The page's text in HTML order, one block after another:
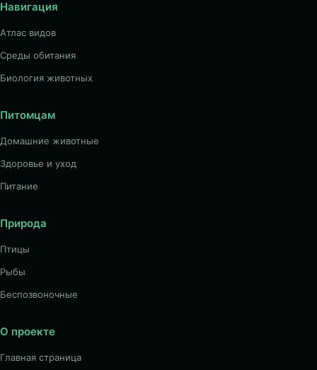
Навигация
Атлас видов
Среды обитания
Биология животных
Питомцам
Домашние животные
Здоровье и уход
Питание
Природа
Птицы
Рыбы
Беспозвоночные
О проекте
Главная страница